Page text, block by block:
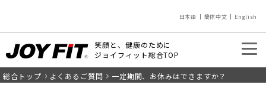
日本語 簡体中文 English
笑顔と、健康のために
ジョイフィット総合TOP
入会のご案内 店舗を探す
総合トップ よくあるご質問 一定期間、お休みはできますか？